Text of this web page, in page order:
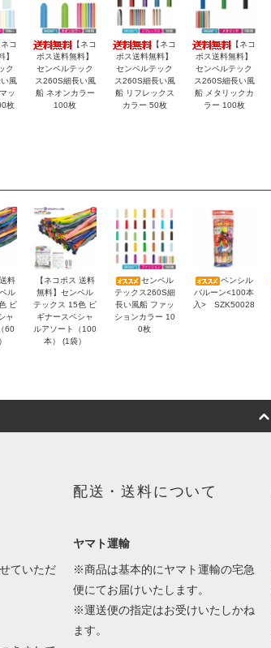
ネコ
】
ク
風
ッ
枚
【ネコ
ポス送料無料】
センペルテック
ス260S細長い風
船 ネオンカラー
100枚
【ネコ
ポス送料無料】
センペルテック
ス260S細長い風
船 リフレックス
カラー 50枚
【ネコ
ポス送料無料】
センペルテック
ス260S細長い風
船 メタリックカ
ラー 100枚
料
ル
ビ
ャ
60
【ネコポス 送料
無料】センペル
テックス 15色 ビ
ギナースペシャ
ルアソート（100
本） (1袋）
センペル
テックス260S細
長い風船 ファッ
ションカラー 10
0枚
ペンシル
バルーン<100本
入> SZK50028
ていただ
配送・送料について
ヤマト運輸
※商品は基本的にヤマト運輸の宅急
便にてお届けいたします。
※運送便の指定はお受けいたしかね
ます。